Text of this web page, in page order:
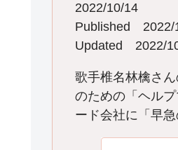
2022/10/14
Published 2022/
Updated 2022/
歌手椎名林檎さ
のための「ヘル
ード会社に「早